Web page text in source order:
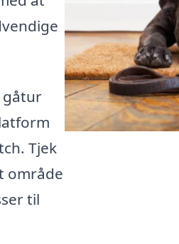
gåtur
Tjek
område
til